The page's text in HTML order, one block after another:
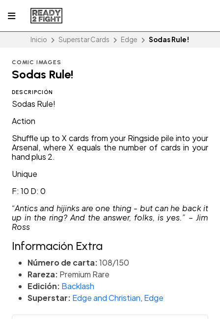
Inicio Superstar Cards Edge Sodas Rule!
COMIC IMAGES
Sodas Rule!
DESCRIPCIÓN
Sodas Rule!
Action
Shuffle up to X cards from your Ringside pile into your
Arsenal, where X equals the number of cards in your
hand plus 2.
Unique
F: 10 D: 0
“Antics and hijinks are one thing - but can he back it
up in the ring? And the answer, folks, is yes.” – Jim
Ross
Información Extra
Número de carta:108/150
Rareza: Premium Rare
Edición: Backlash
Superstar: Edge and Christian, Edge